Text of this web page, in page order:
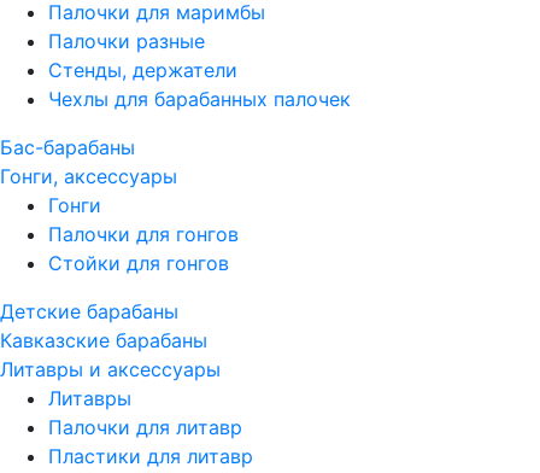
Палочки для маримбы
Палочки разные
Стенды, держатели
Чехлы для барабанных палочек
Бас-барабаны
Гонги, аксессуары
Гонги
Палочки для гонгов
Стойки для гонгов
Детские барабаны
Кавказские барабаны
Литавры и аксессуары
Литавры
Палочки для литавр
Пластики для литавр